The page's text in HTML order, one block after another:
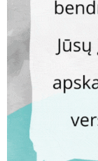
Senjorei
teigia, kad
lengvatos